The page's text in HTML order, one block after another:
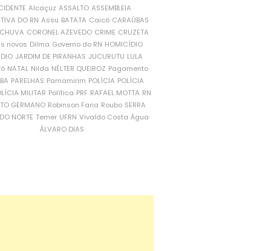
Alcaçuz ASSALTO ASSEMBLEIA
DO RN Assu BATATA Caicó CARAÚBAS
CORONEL AZEVEDO CRIME CRUZETA
novos Dilma Governo do RN HOMICÍDIO
JARDIM DE PIRANHAS JUCURUTU LULA
NATAL Nilda NÉLTER QUEIROZ Pagamento
PARELHAS Parnamirim POLÍCIA POLÍCIA
MILITAR Política PRF RAFAEL MOTTA RN
GERMANO Robinson Faria Roubo SERRA
NORTE Temer UFRN Vivaldo Costa Água
ÁLVARO DIAS